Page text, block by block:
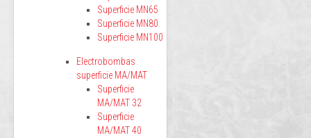
Superficie MN65
Superficie MN80
Superficie MN100
Electrobombas
superficie MA/MAT
Superficie
MA/MAT 32
Superficie
MA/MAT 40